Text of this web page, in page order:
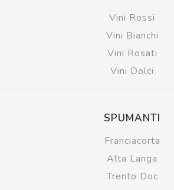
Vini Rossi
Vini Bianchi
Vini Rosati
Vini Dolci
SPUMANTI
Franciacorta
Alta Langa
Trento Doc